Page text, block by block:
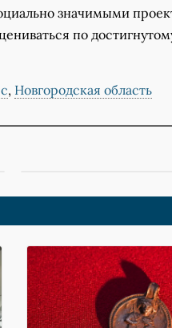
значимыми
по
, Новгородская область